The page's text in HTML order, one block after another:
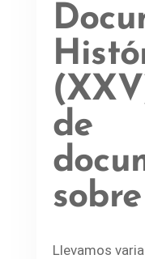
de
Llevamos